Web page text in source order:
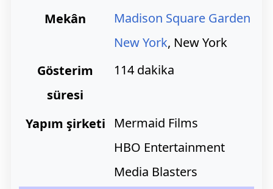
Mekân
Madison Square Garden
New York, New York
Gösterim
süresi
114 dakika
Yapım şirketi
Mermaid Films
HBO Entertainment
Media Blasters